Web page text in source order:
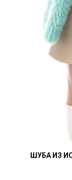
ШУБА ИЗ